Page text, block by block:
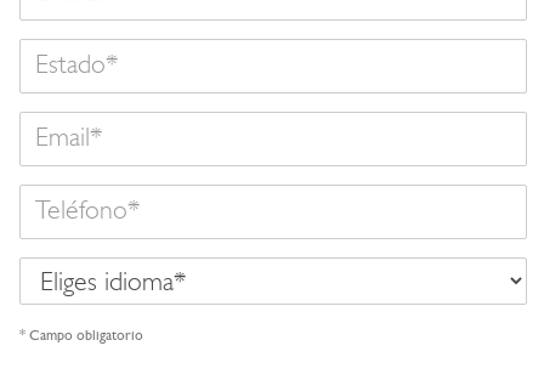
Eliges
idioma
* Campo obligatorio